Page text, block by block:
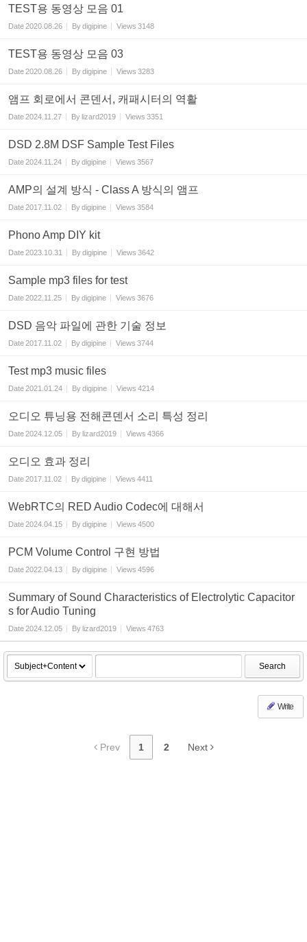
TEST용 동영상 모음 01
Date2020.08.26 Bydigipine Views 3148
TEST용 동영상 모음 03
Date2020.08.26 Bydigipine Views 3283
앰프 회로에서 콘덴서, 캐패시터의 역활
Date2024.11.27 Bylizard2019 Views 3351
DSD 2.8M DSF Sample Test Files
Date2024.11.24 Bydigipine Views 3567
AMP의 설계 방식 - Class A 방식의 앰프
Date2017.11.02 Bydigipine Views 3584
Phono Amp DIY kit
Date2023.10.31 Bydigipine Views 3642
Sample mp3 files for test
Date2022.11.25 Bydigipine Views 3676
DSD 음악 파일에 관한 기술 정보
Date2017.11.02 Bydigipine Views 3744
Test mp3 music files
Date2021.01.24 Bydigipine Views 4214
오디오 튜닝용 전해콘덴서 소리 특성 정리
Date2024.12.05 Bylizard2019 Views 4366
오디오 효과 정리
Date2017.11.02 Bydigipine Views 4411
WebRTC의 RED Audio Codec에 대해서
Date2024.04.15 Bydigipine Views 4500
PCM Volume Control 구현 방법
Date2022.04.13 Bydigipine Views 4596
Summary of Sound Characteristics of Electrolytic Capacitor
s for Audio Tuning
Date2024.12.05 Bylizard2019 Views 4763
Search
Write
Prev 1 2 Next